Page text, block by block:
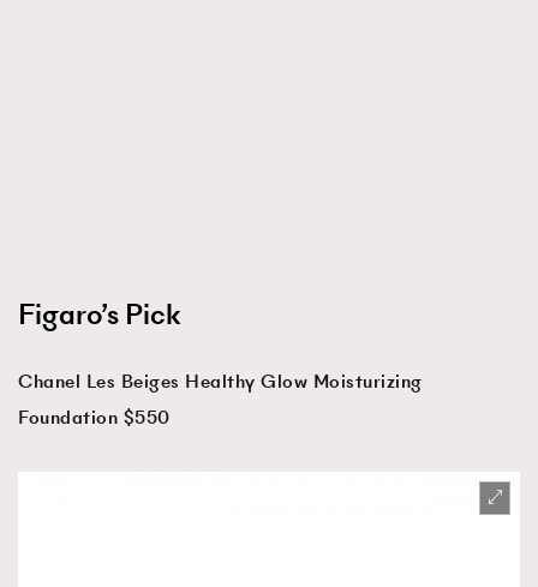
Figaro’s Pick
Chanel Les Beiges Healthy Glow Moisturizing
Foundation $550